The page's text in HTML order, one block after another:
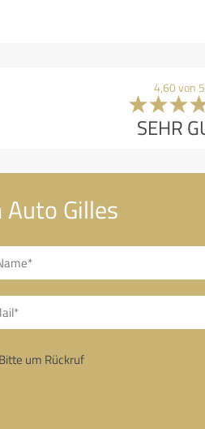
4,60 von 5
SEHR
Gilles
Bitte um Rückruf